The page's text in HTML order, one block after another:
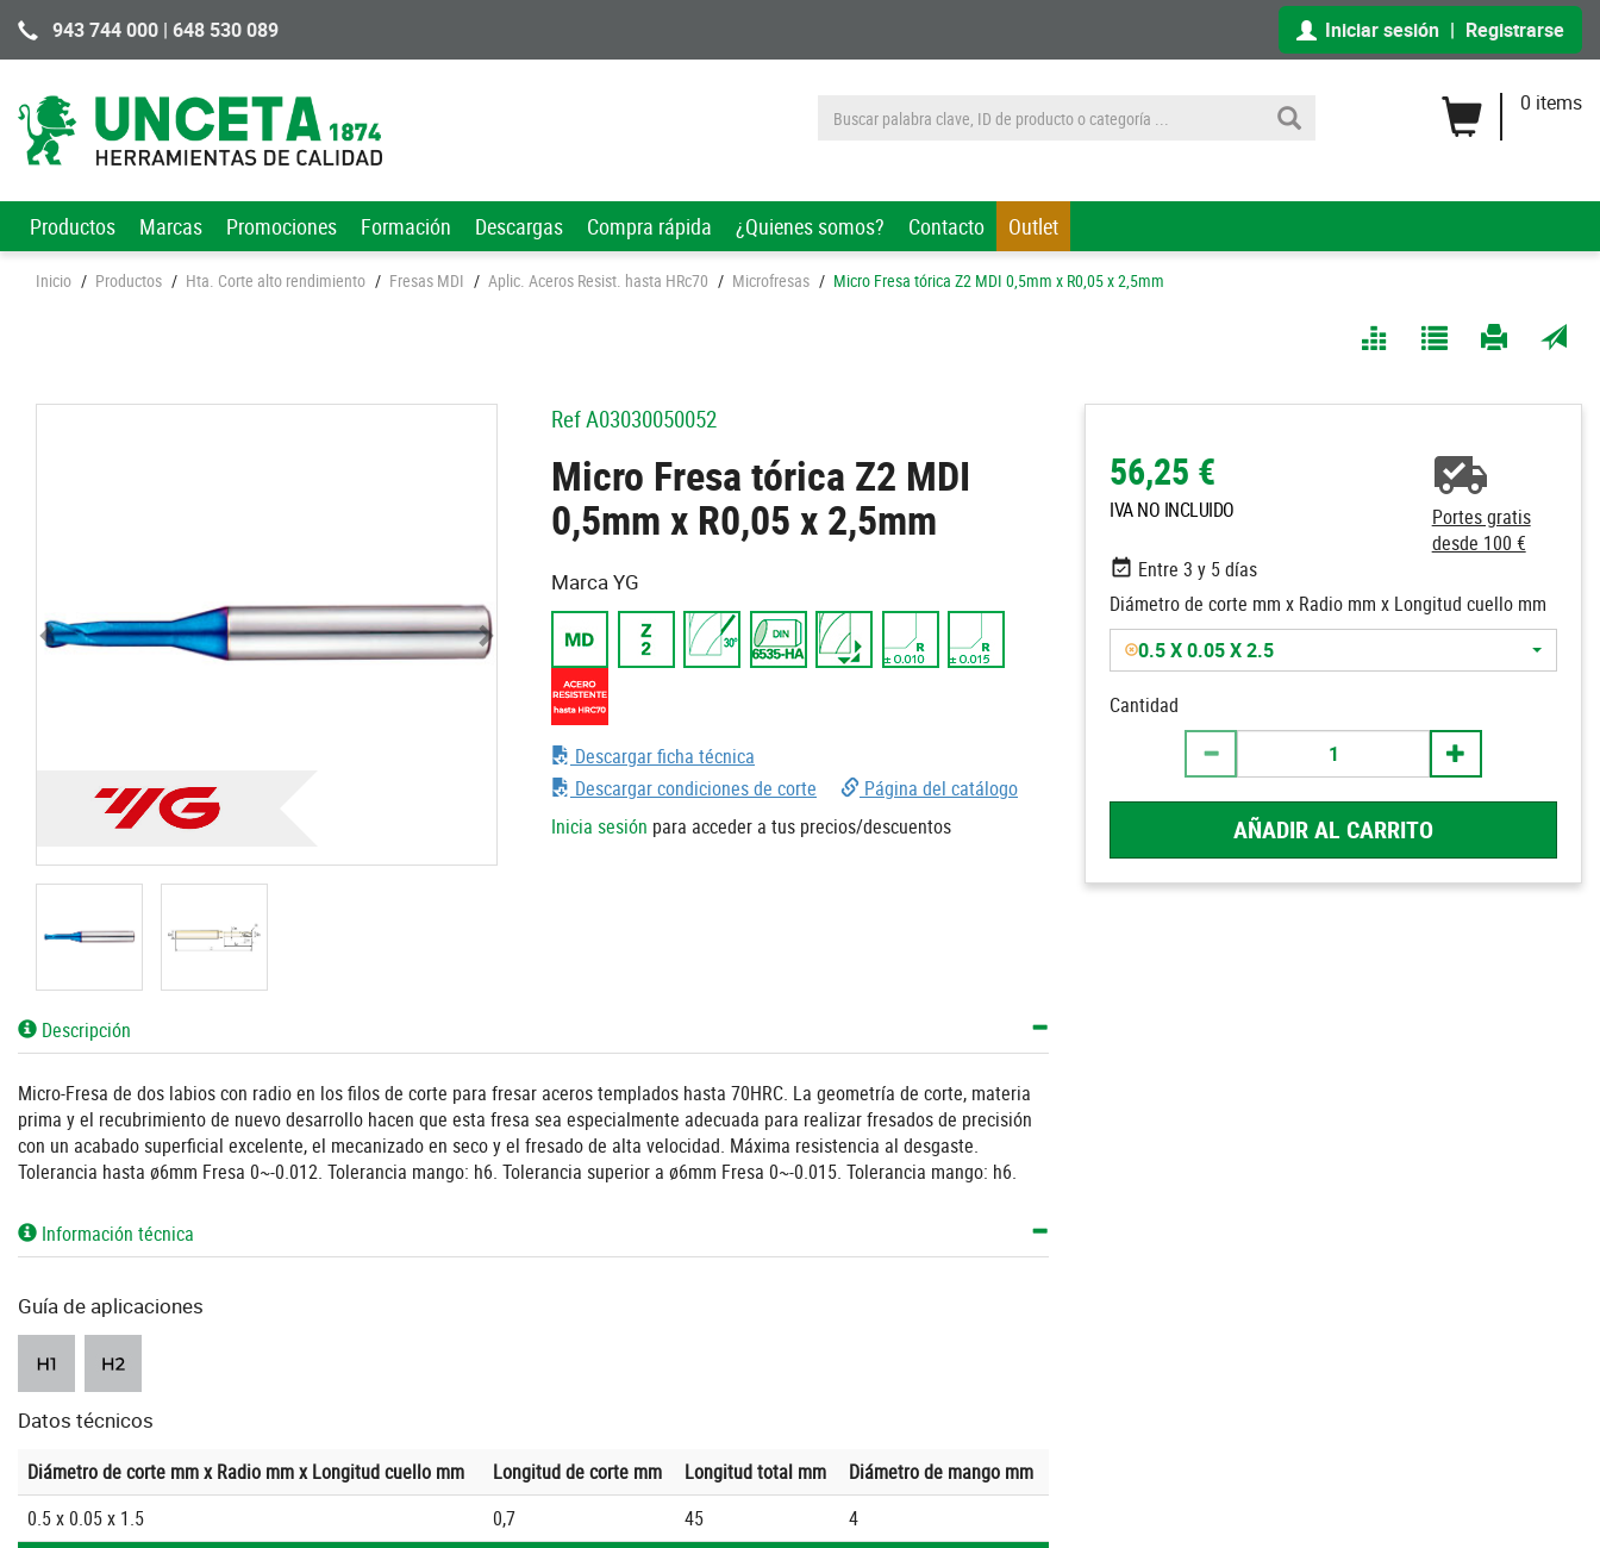
943 744 000 | 648 530 089 Iniciar sesión | Registrarse
0 items
Productos Marcas Promociones Formación Descargas Compra rápida ¿Quienes somos? Contacto Outlet
Inicio / Productos / Hta. Corte alto rendimiento / Fresas MDI / Aplic. Aceros Resist. hasta HRc70 / Microfresas / Micro Fresa tórica Z2 MDI 0,5mm x R0,05 x 2,5mm
RefA03030050052
Micro Fresa tórica Z2 MDI
0,5mm x R0,05 x 2,5mm
56,25 €
IVA NO INCLUIDO
Portes gratis
desde 100 €
Entre 3 y 5 días
Diámetro de corte mm x Radio mm x Longitud cuello mm
0.5 X 0.05 X 2.5
Cantidad
AÑADIR AL CARRITO
Marca YG
Descargar ficha técnica
Descargar condiciones de corte
Página del catálogo
Inicia sesión para acceder a tus precios/descuentos
Descripción
Micro-Fresa de dos labios con radio en los filos de corte para fresar aceros templados hasta 70HRC. La geometría de corte, materia
prima y el recubrimiento de nuevo desarrollo hacen que esta fresa sea especialmente adecuada para realizar fresados de precisión
con un acabado superficial excelente, el mecanizado en seco y el fresado de alta velocidad. Máxima resistencia al desgaste.
Tolerancia hasta ø6mm Fresa 0~-0.012. Tolerancia mango: h6. Tolerancia superior a ø6mm Fresa 0~-0.015. Tolerancia mango: h6.
Información técnica
Guía de aplicaciones
Datos técnicos
Diámetro de corte mm x Radio mm x Longitud cuello mm Longitud de corte mm Longitud total mm
Diámetro de mango mm
0.5 x 0.05 x 1.5
0,7 45
4